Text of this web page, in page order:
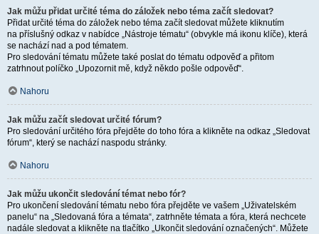
Jak můžu přidat určité téma do záložek nebo téma začít sledovat?
Přidat určité téma do záložek nebo téma začít sledovat můžete kliknutím
na příslušný odkaz v nabídce „Nástroje tématu“ (obvykle má ikonu klíče), která
se nachází nad a pod tématem.
Pro sledování tématu můžete také poslat do tématu odpověď a přitom
zatrhnout políčko „Upozornit mě, když někdo pošle odpověď“.
Nahoru
Jak můžu začít sledovat určité fórum?
Pro sledování určitého fóra přejděte do toho fóra a klikněte na odkaz „Sledovat
fórum“, který se nachází naspodu stránky.
Nahoru
Jak můžu ukončit sledování témat nebo fór?
Pro ukončení sledování tématu nebo fóra přejděte ve vašem „Uživatelském
panelu“ na „Sledovaná fóra a témata“, zatrhněte témata a fóra, která nechcete
nadále sledovat a klikněte na tlačítko „Ukončit sledování označených“. Můžete